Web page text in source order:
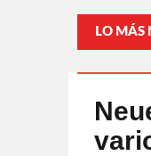
LO MÁS